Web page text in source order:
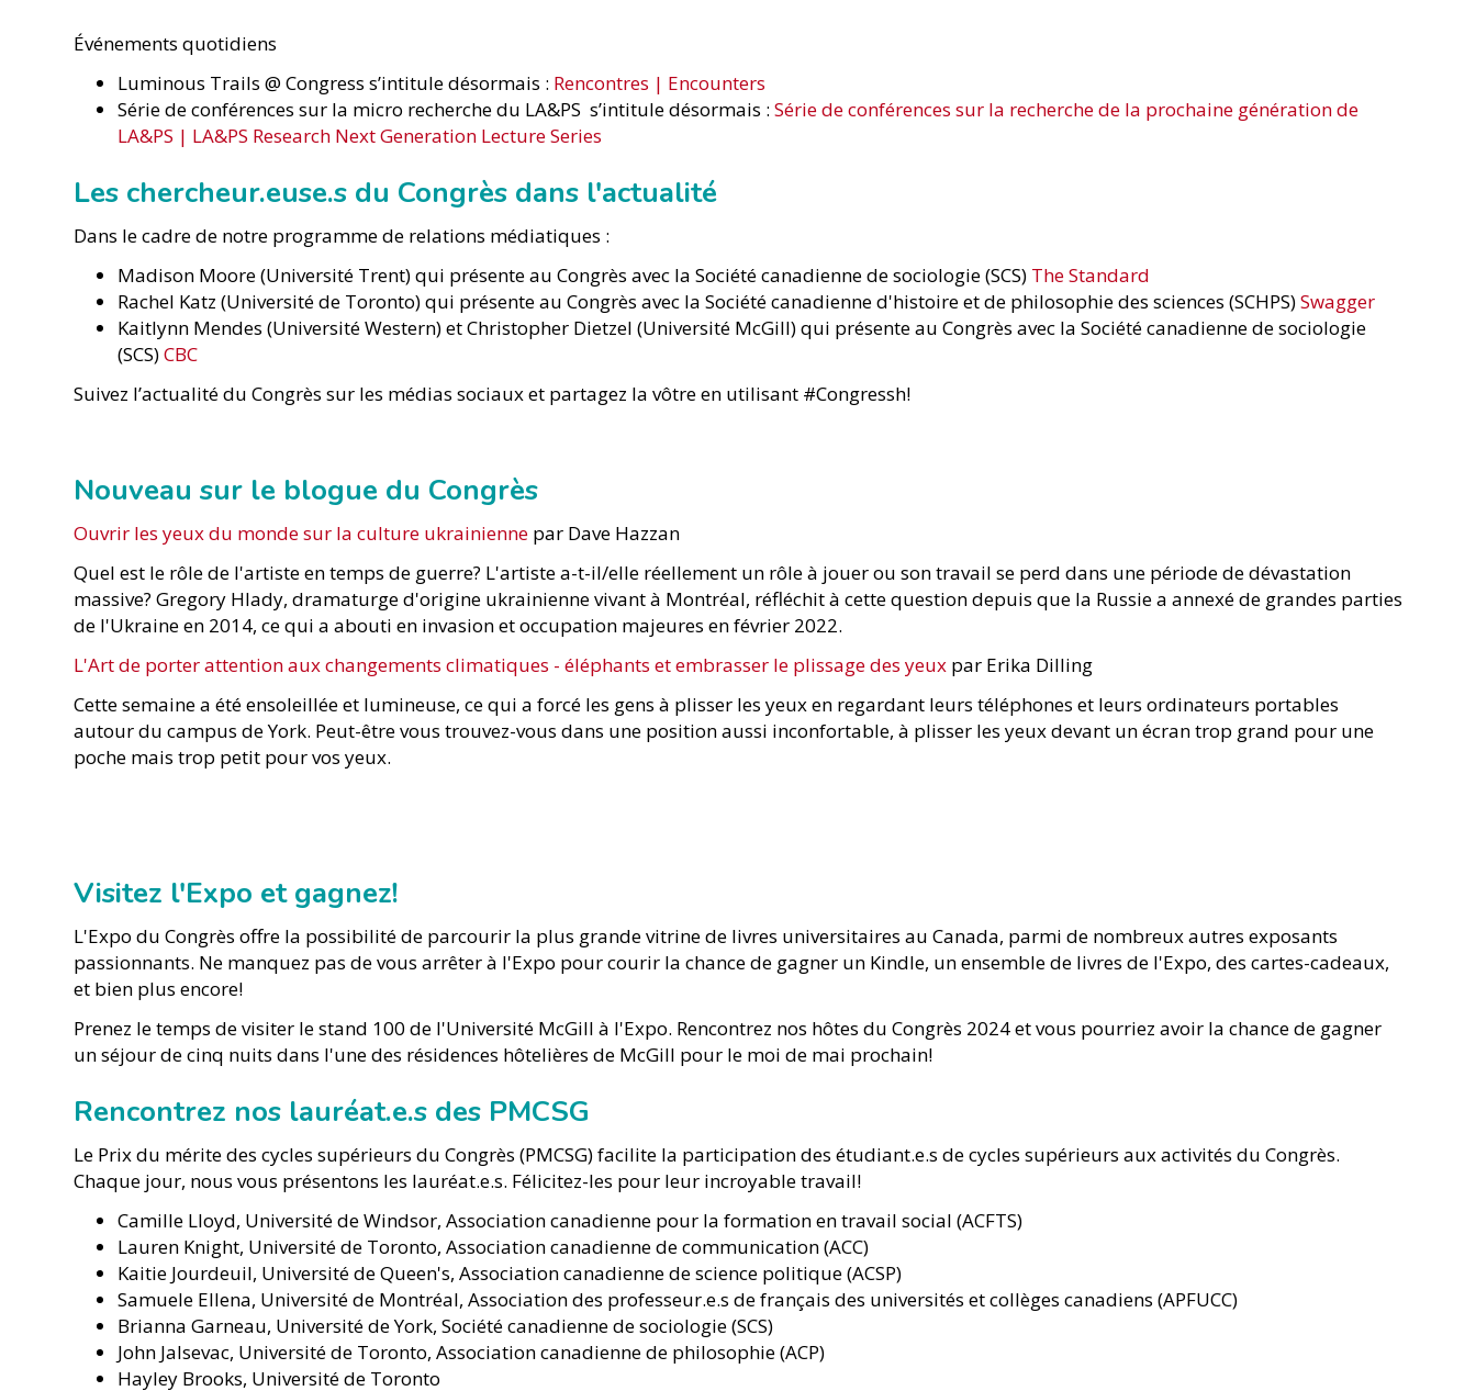
Événements quotidiens
Luminous Trails @ Congress s’intitule désormais : Rencontres | Encounters
Série de conférences sur la micro recherche du LA&PS s’intitule désormais : Série de conférences sur la recherche de la prochaine génération de
LA&PS | LA&PS Research Next Generation Lecture Series
Les chercheur.euse.s du Congrès dans l'actualité
Dans le cadre de notre programme de relations médiatiques :
Madison Moore (Université Trent) qui présente au Congrès avec la Société canadienne de sociologie (SCS) The Standard
Rachel Katz (Université de Toronto) qui présente au Congrès avec la Société canadienne d'histoire et de philosophie des sciences (SCHPS)Swagger
Kaitlynn Mendes (Université Western) et Christopher Dietzel (Université McGill) qui présente au Congrès avec la Société canadienne de sociologie
(SCS)CBC
Suivez l’actualité du Congrès sur les médias sociaux et partagez la vôtre en utilisant #Congressh!
Nouveau sur le blogue du Congrès
Ouvrir les yeux du monde sur la culture ukrainienne par Dave Hazzan
Quel est le rôle de l'artiste en temps de guerre? L'artiste a-t-il/elle réellement un rôle à jouer ou son travail se perd dans une période de dévastation
massive? Gregory Hlady, dramaturge d'origine ukrainienne vivant à Montréal, réfléchit à cette question depuis que la Russie a annexé de grandes parties
de l'Ukraine en 2014, ce qui a abouti en invasion et occupation majeures en février 2022.
L'Art de porter attention aux changements climatiques - éléphants et embrasser le plissage des yeux par Erika Dilling
Cette semaine a été ensoleillée et lumineuse, ce qui a forcé les gens à plisser les yeux en regardant leurs téléphones et leurs ordinateurs portables
autour du campus de York. Peut-être vous trouvez-vous dans une position aussi inconfortable, à plisser les yeux devant un écran trop grand pour une
poche mais trop petit pour vos yeux.
Visitez l'Expo et gagnez!
L'Expo du Congrès offre la possibilité de parcourir la plus grande vitrine de livres universitaires au Canada, parmi de nombreux autres exposants
passionnants. Ne manquez pas de vous arrêter à l'Expo pour courir la chance de gagner un Kindle, un ensemble de livres de l'Expo, des cartes-cadeaux,
et bien plus encore!
Prenez le temps de visiter le stand 100 de l'Université McGill à l'Expo. Rencontrez nos hôtes du Congrès 2024 et vous pourriez avoir la chance de gagner
un séjour de cinq nuits dans l'une des résidences hôtelières de McGill pour le moi de mai prochain!
Rencontrez nos lauréat.e.s des PMCSG
Le Prix du mérite des cycles supérieurs du Congrès (PMCSG) facilite la participation des étudiant.e.s de cycles supérieurs aux activités du Congrès.
Chaque jour, nous vous présentons les lauréat.e.s. Félicitez-les pour leur incroyable travail!
Camille Lloyd, Université de Windsor, Association canadienne pour la formation en travail social (ACFTS)
Lauren Knight, Université de Toronto, Association canadienne de communication (ACC)
Kaitie Jourdeuil, Université de Queen's, Association canadienne de science politique (ACSP)
Samuele Ellena, Université de Montréal, Association des professeur.e.s de français des universités et collèges canadiens (APFUCC)
Brianna Garneau, Université de York, Société canadienne de sociologie (SCS)
John Jalsevac, Université de Toronto, Association canadienne de philosophie (ACP)
Hayley Brooks, Université de Toronto